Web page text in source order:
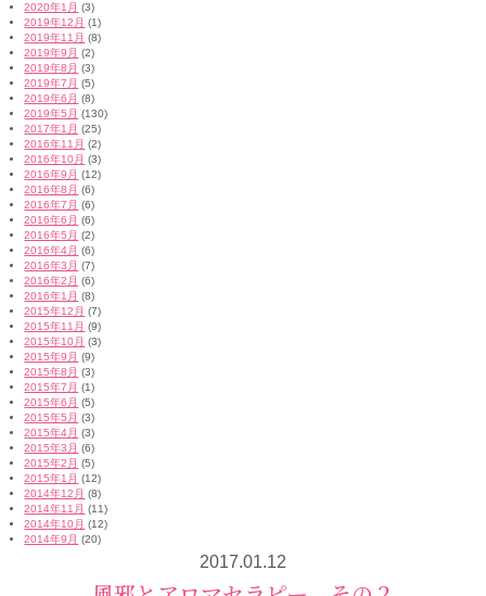
2020年1月 (3)
2019年12月 (1)
2019年11月 (8)
2019年9月 (2)
2019年8月 (3)
2019年7月 (5)
2019年6月 (8)
2019年5月 (130)
2017年1月 (25)
2016年11月 (2)
2016年10月 (3)
2016年9月 (12)
2016年8月 (6)
2016年7月 (6)
2016年6月 (6)
2016年5月 (2)
2016年4月 (6)
2016年3月 (7)
2016年2月 (6)
2016年1月 (8)
2015年12月 (7)
2015年11月 (9)
2015年10月 (3)
2015年9月 (9)
2015年8月 (3)
2015年7月 (1)
2015年6月 (5)
2015年5月 (3)
2015年4月 (3)
2015年3月 (6)
2015年2月 (5)
2015年1月 (12)
2014年12月 (8)
2014年11月 (11)
2014年10月 (12)
2014年9月 (20)
2017.01.12